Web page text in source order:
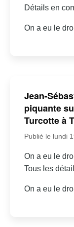
Détails en
On a eu le
Jean-
piquante
Turcotte à
Publié le lundi
On a eu le
Tous les
On a eu le